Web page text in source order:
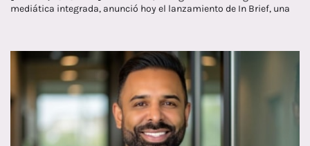
mediática integrada, anunció hoy el lanzamiento de In Brief, una
públicas y comunicación entienden y actúan sobre la cobertura
mediática, ofreciendo inteligencia concisa y accionable a partir de
grandes volúmenes de contenido en segundos.